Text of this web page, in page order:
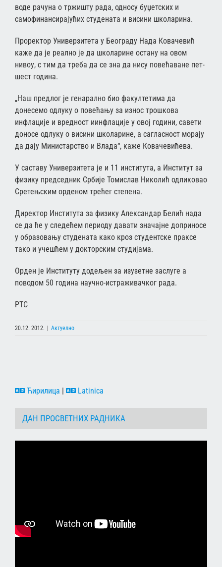
воде рачуна о тржишту рада, односу буџетских и
самофинансирајућих студената и висини школарина.
Проректор Универзитета у Београду Нада Ковачевић
каже да је реално је да школарине остану на овом
нивоу, с тим да треба да се зна да нису повећаване пет-
шест година.
„Наш предлог је генарално био факултетима да
донесемо одлуку о повећању за износ трошкова
инфлације и вредност иинфлације у овој години, савети
доносе одлуку о висини школарине, а сагласност морају
да дају Министарство и Влада“, каже Ковачевићева.
У саставу Универзитета је и 11 института, а Институт за
физику председник Србије Томислав Николић одликовао
Сретењским орденом трећег степена.
Директор Института за физику Александар Белић нада
се да ће у следећем периоду давати значајне доприносе
у образовању студената како кроз студентске праксе
тако и учешћем у докторским студијама.
Орден је Институту додељен за изузетне заслуге а
поводом 50 година научно-истраживачког рада.
РТС
20.12. 2012. | Актуелно
Ћирилица | Latinica
ДАН ПРОСВЕТНИХ РАДНИКА